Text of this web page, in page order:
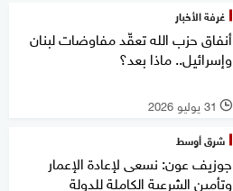
غرفة الأخبار
أنفاق حزب الله تعقّد مفاوضات لبنان
وإسرائيل.. ماذا بعد؟
l 31 يوليو 2026
شرق أوسط
جوزيف عون: نسعى لإعادة الإعمار
وتأمين الشرعية الكاملة للدولة